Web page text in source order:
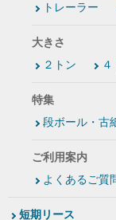
トレーラー
大きさ
２トン
特集
段ボール・古
ご利用案内
よくあるご質
短期リース